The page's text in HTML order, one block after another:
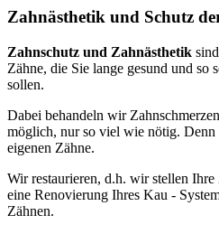
Zahnästhetik und Schutz
Zahnschutz und Zahnästhetik
Zähne, die Sie lange gesund und so
sollen.
Dabei behandeln wir
möglich, nur so viel wie nötig. Denn
eigenen Zähne.
Wir restaurieren, d.h. wir stellen
eine Renovierung Ihres Kau -
Zähnen.